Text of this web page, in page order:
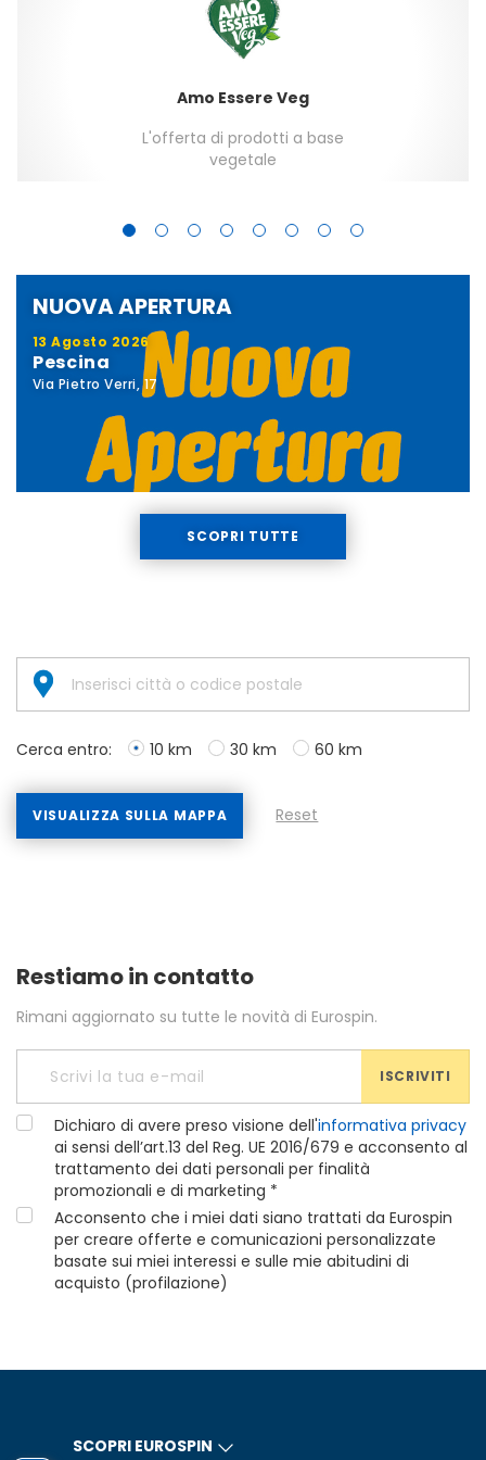
Amo Essere Veg
L'offerta di prodotti a base
vegetale
NUOVA APERTURA
13 Agosto 2026
Pescina
Via Pietro Verri, 17
SCOPRI TUTTE
Cerca entro: 10 km 30 km 60 km
VISUALIZZA SULLA MAPPA Reset
Restiamo in contatto
Rimani aggiornato su tutte le novità di Eurospin.
ISCRIVITI
Dichiaro di avere preso visione dell'informativa privacy
ai sensi dell’art.13 del Reg. UE 2016/679 e acconsento al
trattamento dei dati personali per finalità
promozionali e di marketing *
Acconsento che i miei dati siano trattati da Eurospin
per creare offerte e comunicazioni personalizzate
basate sui miei interessi e sulle mie abitudini di
acquisto (profilazione)
SCOPRI EUROSPIN